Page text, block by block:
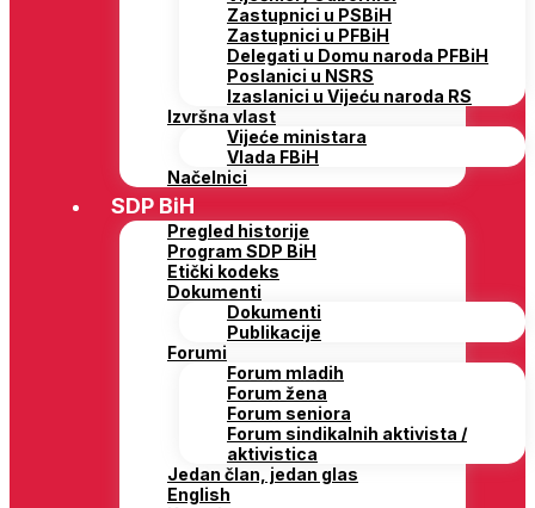
Zastupnici u PSBiH
Zastupnici u PFBiH
Delegati u Domu naroda PFBiH
Poslanici u NSRS
Izaslanici u Vijeću naroda RS
Izvršna vlast
Vijeće ministara
Vlada FBiH
Načelnici
SDP BiH
Pregled historije
Program SDP BiH
Etički kodeks
Dokumenti
Dokumenti
Publikacije
Forumi
Forum mladih
Forum žena
Forum seniora
Forum sindikalnih aktivista /
aktivistica
Jedan član, jedan glas
English